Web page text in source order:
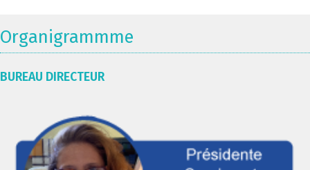
Organigrammme
BUREAU DIRECTEUR